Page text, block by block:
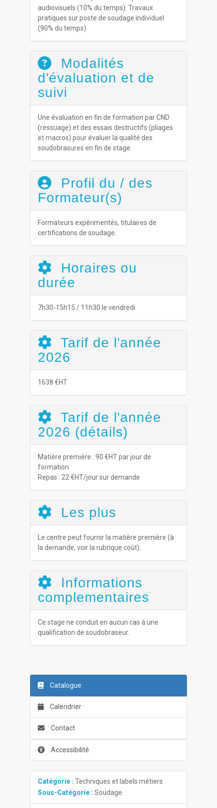
audiovisuels (10% du temps). Travaux
pratiques sur poste de soudage individuel
(90% du temps).
Modalités
d'évaluation et de
suivi
Une évaluation en fin de formation par CND
(ressuage) et des essais destructifs (pliages
et macros) pour évaluer la qualité des
soudobrasures en fin de stage.
Profil du / des
Formateur(s)
Formateurs expérimentés, titulaires de
certifications de soudage.
Horaires ou
durée
7h30-15h15 / 11h30 le vendredi
Tarif de l'année
2026
1638 €HT
Tarif de l'année
2026 (détails)
Matière première : 90 €HT par jour de
formation
Repas : 22 €HT/jour sur demande
Les plus
Le centre peut fournir la matière première (à
la demande, voir la rubrique coût).
Informations
complementaires
Ce stage ne conduit en aucun cas à une
qualification de soudobraseur.
Catalogue
Calendrier
Contact
Accessibilité
Catégorie : Techniques et labels métiers
Sous-Catégorie : Soudage